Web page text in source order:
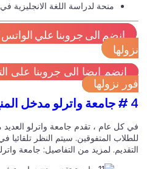
منحة لدراسة اللغة الانجليزية في
انضم الى جروبنا علي الواتس
انضم ايضا الى جروبنا على
نزولها
كل عام ، تقدم جامعة واترلو العديد من
المتفوقين. سيتم النظر تلقائيا في
لمزيد من التفاصيل:جامعة واترلو